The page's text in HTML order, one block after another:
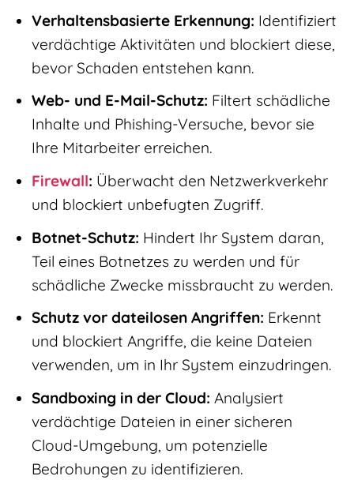
Verhaltensbasierte Erkennung: Identifiziert
verdächtige Aktivitäten und blockiert diese,
bevor Schaden entstehen kann.
Web- und E-Mail-Schutz: Filtert schädliche
Inhalte und Phishing-Versuche, bevor sie
Ihre Mitarbeiter erreichen.
Firewall: Überwacht den Netzwerkverkehr
und blockiert unbefugten Zugriff.
Botnet-Schutz: Hindert Ihr System daran,
Teil eines Botnetzes zu werden und für
schädliche Zwecke missbraucht zu werden.
Schutz vor dateilosen Angriffen: Erkennt
und blockiert Angriffe, die keine Dateien
verwenden, um in Ihr System einzudringen.
Sandboxing in der Cloud: Analysiert
verdächtige Dateien in einer sicheren
Cloud-Umgebung, um potenzielle
Bedrohungen zu identifizieren.